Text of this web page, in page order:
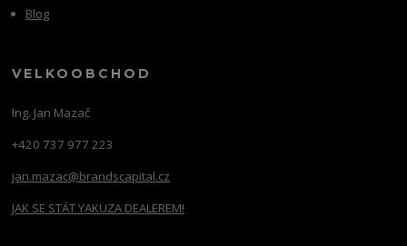
Blog
VELKOOBCHOD
Ing. Jan Mazač
+420 737 977 223
jan.mazac@brandscapital.cz
JAK SE STÁT YAKUZA DEALEREM!